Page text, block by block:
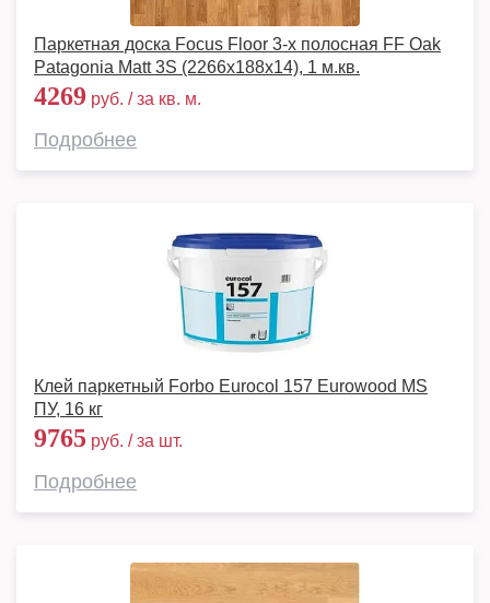
Паркетная доска Focus Floor 3-х полосная FF Oak
Patagonia Matt 3S (2266х188х14), 1 м.кв.
4269 руб. / за кв. м.
Подробнее
Клей паркетный Forbo Eurocol 157 Eurowood MS
ПУ, 16 кг
9765 руб. / за шт.
Подробнее